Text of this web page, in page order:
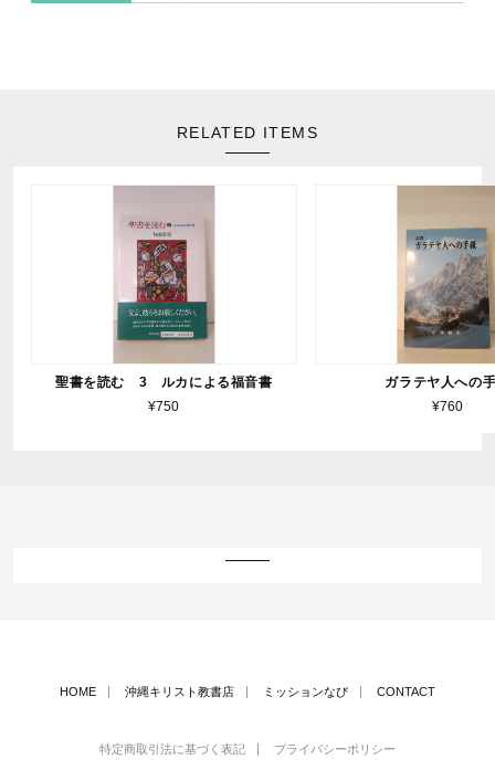
RELATED ITEMS
聖書を読む 3 ルカによる福音書
¥750
ガラテヤ人への
¥760
HOME 沖縄キリスト教書店 ミッションなび CONTACT
特定商取引法に基づく表記 プライバシーポリシー